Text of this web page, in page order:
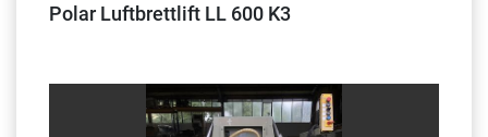
Polar Luftbrettlift LL 600 K3